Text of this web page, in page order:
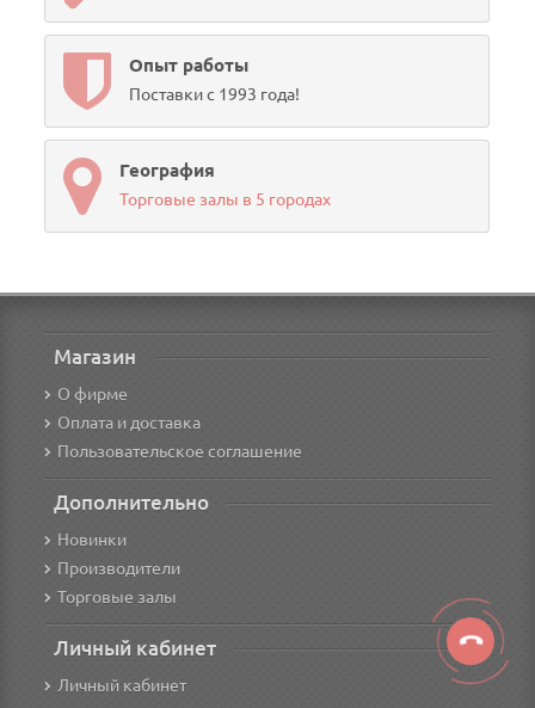
Опыт работы
Поставки с 1993 года!
География
Торговые залы в 5 городах
Магазин
О фирме
Оплата и доставка
Пользовательское соглашение
Дополнительно
Новинки
Производители
Торговые залы
Личный кабинет
Личный кабинет